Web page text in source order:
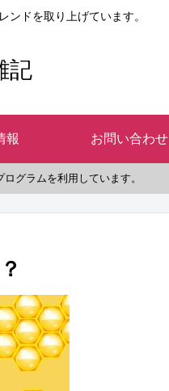
ンドを取り上げています。
記
報 お問い合わせ
グラムを利用しています。